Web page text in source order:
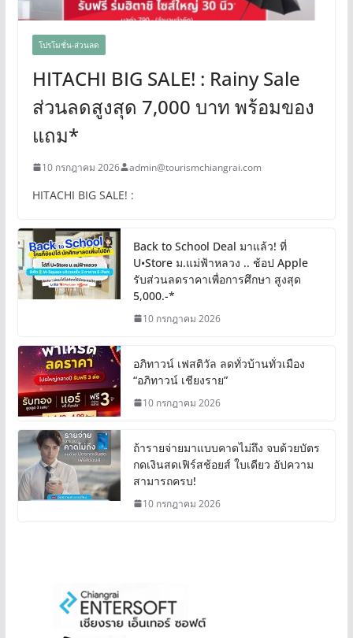
โปรโมชั่น-ส่วนลด
HITACHI BIG SALE! : Rainy Sale
ส่วนลดสูงสุด 7,000 บาท พร้อมของ
แถม*
10 กรกฎาคม 2026 admin@tourismchiangrai.com
HITACHI BIG SALE! :
Back to School Deal มาแล้ว! ที่
U•Store ม.แม่ฟ้าหลวง .. ช้อป Apple
รับส่วนลดราคาเพื่อการศึกษา สูงสุด
5,000.-*
10 กรกฎาคม 2026
อภิทาวน์ เฟสติวัล ลดทั่วบ้านทั่วเมือง
“อภิทาวน์ เชียงราย”
10 กรกฎาคม 2026
ถ้ารายจ่ายมาแบบคาดไม่ถึง จบด้วยบัตร
กดเงินสดเฟิร์สช้อยส์ ใบเดียว อัปความ
สามารถครบ!
10 กรกฎาคม 2026